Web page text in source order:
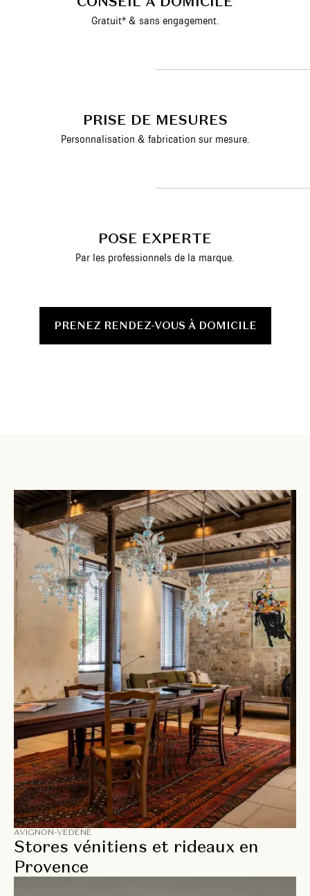
Gratuit* & sans engagement.
PRISE DE MESURES
Personnalisation & fabrication sur mesure.
POSE EXPERTE
Par les professionnels de la marque.
PRENEZ RENDEZ-VOUS À DOMICILE
AVIGNON-VEDÈNE
Stores vénitiens et rideaux en
Provence